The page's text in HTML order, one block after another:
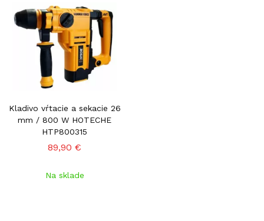
Kladivo vŕtacie a sekacie 26
mm / 800 W HOTECHE
HTP800315
89,90 €
Na sklade